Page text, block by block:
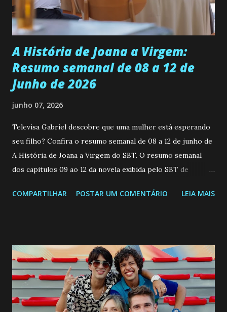
teimosa e muito persistente quando decide fazer algo.
Durante um exame ginecológico, ela é inseminada por eng...
A História de Joana a Virgem:
Resumo semanal de 08 a 12 de
Junho de 2026
junho 07, 2026
Televisa Gabriel descobre que uma mulher está esperando
seu filho? Confira o resumo semanal de 08 a 12 de junho de
A História de Joana a Virgem do SBT. O resumo semanal
dos capitulos 09 ao 12 da novela exibida pelo SBT de
a Programação Semanal do SBT de 08/06/26 a 14/06/26
confessa a Gabriel que ele demonstrou ser o tipo de
pessoa que ela tanto desejou durante toda a vida. Camila
entra no quarto de Gabriel e imagina como seria o
encontro deles, quando conseguir seduzi-lo. Manuel avisa a
COMPARTILHAR POSTAR UM COMENTÁRIO LEIA MAIS